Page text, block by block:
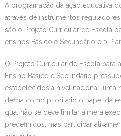
A programação da ação educativa
através de instrumentos
são o Projeto Curricular de Escola
ensinos Básico e Secundário e o
O Projeto Curricular de Escola para
Ensino Básico e Secundário
estabelecidos a nível nacional, uma
defina como prioritário o papel da
qual não se deve limitar à mera
predefinidos, mas participar